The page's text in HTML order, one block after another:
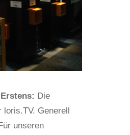
Erstens: Die
Generell
unseren